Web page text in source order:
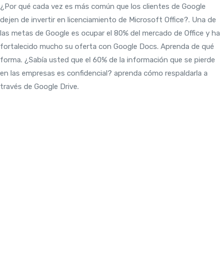
¿Por qué cada vez es más común que los clientes de Google
dejen de invertir en licenciamiento de Microsoft Office?. Una de
las metas de Google es ocupar el 80% del mercado de Office y ha
fortalecido mucho su oferta con Google Docs. Aprenda de qué
forma. ¿Sabía usted que el 60% de la información que se pierde
en las empresas es confidencial? aprenda cómo respaldarla a
través de Google Drive.